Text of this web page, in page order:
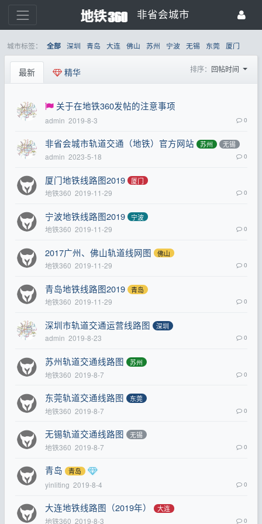
非省会城市
城市标签： 全部 深圳 青岛 大连 佛山 苏州 宁波 无锡 东莞 厦门
最新 精华 排序： 回帖时间
关于在地铁360发帖的注意事项
admin 2019-8-3 0
非省会城市轨道交通（地铁）官方网站 苏州 无锡
admin 2023-5-18 0
厦门地铁线路图2019 厦门
地铁360 2019-11-29 0
宁波地铁线路图2019 宁波
地铁360 2019-11-29 0
2017广州、佛山轨道线网图 佛山
地铁360 2019-11-29 0
青岛地铁线路图2019 青岛
地铁360 2019-11-29 0
深圳市轨道交通运营线路图 深圳
admin 2019-8-23 0
苏州轨道交通线路图 苏州
地铁360 2019-8-7 0
东莞轨道交通线路图 东莞
地铁360 2019-8-7 0
无锡轨道交通线路图 无锡
地铁360 2019-8-7 0
青岛 青岛
yinliting 2019-8-4 0
大连地铁线路图（2019年） 大连
地铁360 2019-8-3 0